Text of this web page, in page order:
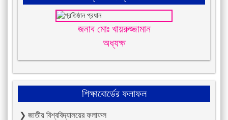
জনাব মোঃ খায়রুজ্জামান
অধ্যক্ষ
শিক্ষাবোর্ডের ফলাফল
❯ জাতীয় বিশ্ববিদ্যালয়ের ফলাফল